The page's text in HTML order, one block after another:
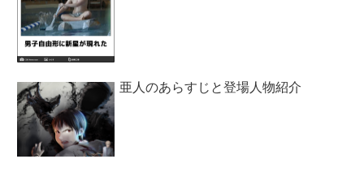
亜人のあらすじと登場人物紹介